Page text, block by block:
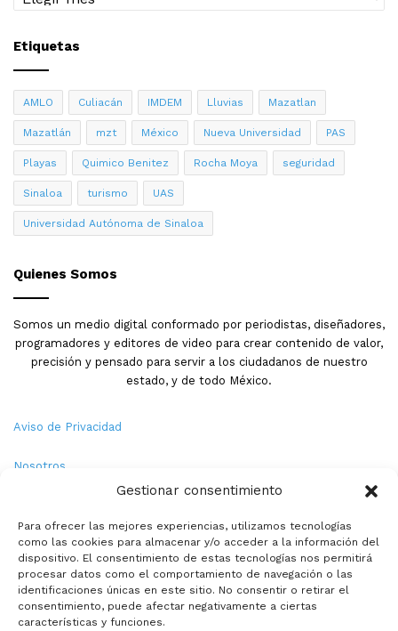
Gestionar consentimiento
Para ofrecer las mejores experiencias, utilizamos tecnologías
como las cookies para almacenar y/o acceder a la información del
dispositivo. El consentimiento de estas tecnologías nos permitirá
procesar datos como el comportamiento de navegación o las
identificaciones únicas en este sitio. No consentir o retirar el
consentimiento, puede afectar negativamente a ciertas
características y funciones.
Etiquetas
AMLO Culiacán IMDEM Lluvias Mazatlan
Mazatlán mzt México Nueva Universidad PAS
Playas Quimico Benitez Rocha Moya seguridad
Sinaloa turismo UAS
Universidad Autónoma de Sinaloa
Quienes Somos
Somos un medio digital conformado por periodistas, diseñadores,
programadores y editores de video para crear contenido de valor,
precisión y pensado para servir a los ciudadanos de nuestro
estado, y de todo México.
Aviso de Privacidad
Nosotros
Política de Cookies
Contacto